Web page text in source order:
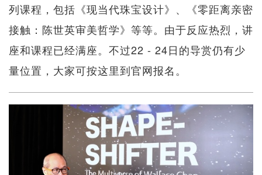
列课程，包括《现当代珠宝设计》、《零距离亲密
接触：陈世英审美哲学》等等。由于反应热烈，讲
座和课程已经满座。不过22 - 24日的导赏仍有少
量位置，大家可按这里到官网报名。